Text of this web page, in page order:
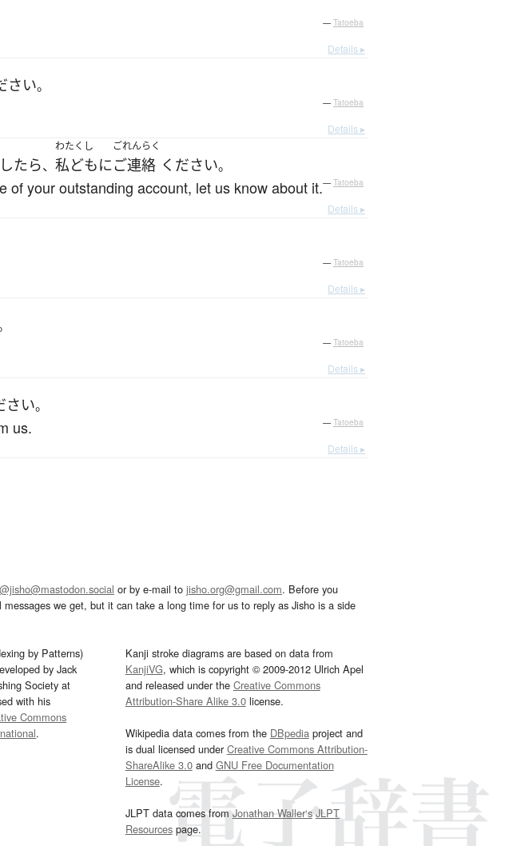
— Tatoeba
Details ▸
さい。
— Tatoeba
Details ▸
たら、
わたくし
私どもに
ごれんらく
ご連絡 ください。
your outstanding account, let us know about it.— Tatoeba
Details ▸
— Tatoeba
Details ▸
— Tatoeba
Details ▸
さい。
us. — Tatoeba
Details ▸
@jisho@mastodon.social or by e-mail to jisho.org@gmail.com. Before you
we get, but it can take a long time for us to reply as Jisho is a side
by Patterns)
by Jack
Society at
with his
Commons
.
Kanji stroke diagrams are based on data from
KanjiVG, which is copyright © 2009-2012 Ulrich Apel
and released under the Creative Commons
Attribution-Share Alike 3.0license.
Wikipedia data comes from the DBpediaproject and
is dual licensed underCreative Commons Attribution-
ShareAlike 3.0and GNU Free Documentation
License.
JLPT data comes fromJonathan Waller‘s JLPT
Resourcespage.